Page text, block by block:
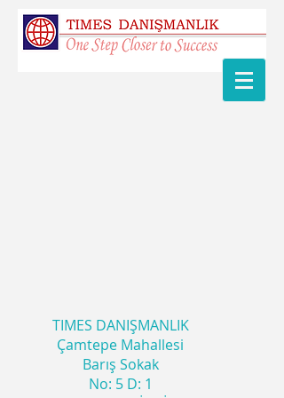
TIMES DANIŞMANLIK
Çamtepe Mahallesi
Barış Sokak
No: 5 D: 1